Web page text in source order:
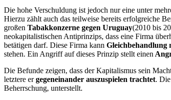
Die hohe Verschuldung ist jedoch nur eine unter
Hierzu zählt auch das teilweise bereits erfolgreiche
großen Tabakkonzerne gegen Uruguay(2010 bis
neokapitalistischen Antiprinzips, dass eine Firma
betätigen darf. Diese Firma kann Gleichbehandlung
stehen. Ein Angriff auf dieses Prinzip stellt einen
Die Befunde zeigen, dass der Kapitalismus sein
letztere ergegeneinander auszuspielen trachtet.
Beherrschung, unterstellt.